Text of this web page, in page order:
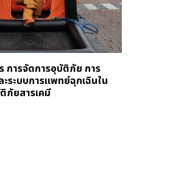
การจัดการอุบัติภัย การ
ระบบการแพทย์ฉุกเฉินใน
ภัยสารเคมี